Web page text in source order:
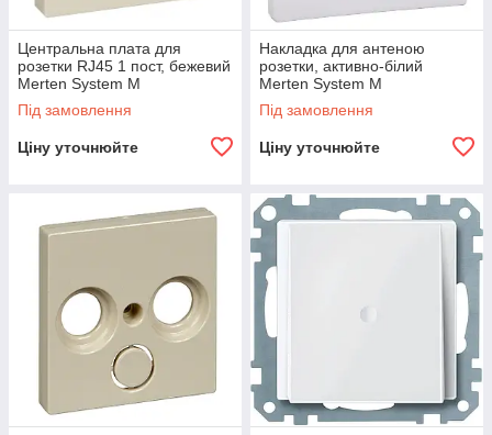
Центральна плата для
розетки RJ45 1 пост, бежевий
Merten System M
Під замовлення
Ціну уточнюйте
Накладка для антеною
розетки, активно-білий
Merten System M
Під замовлення
Ціну уточнюйте